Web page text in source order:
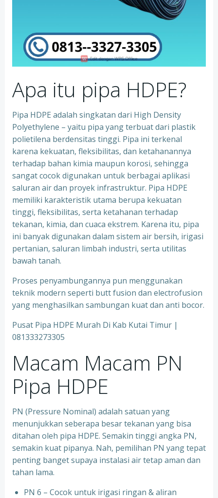
Apa itu pipa HDPE?
Pipa HDPE adalah singkatan dari High Density
Polyethylene – yaitu pipa yang terbuat dari plastik
polietilena berdensitas tinggi. Pipa ini terkenal
karena kekuatan, fleksibilitas, dan ketahanannya
terhadap bahan kimia maupun korosi, sehingga
sangat cocok digunakan untuk berbagai aplikasi
saluran air dan proyek infrastruktur. Pipa HDPE
memiliki karakteristik utama berupa kekuatan
tinggi, fleksibilitas, serta ketahanan terhadap
tekanan, kimia, dan cuaca ekstrem. Karena itu, pipa
ini banyak digunakan dalam sistem air bersih, irigasi
pertanian, saluran limbah industri, serta utilitas
bawah tanah.
Proses penyambungannya pun menggunakan
teknik modern seperti butt fusion dan electrofusion
yang menghasilkan sambungan kuat dan anti bocor.
Pusat Pipa HDPE Murah Di Kab Kutai Timur |
081333273305
Macam Macam PN
Pipa HDPE
PN (Pressure Nominal) adalah satuan yang
menunjukkan seberapa besar tekanan yang bisa
ditahan oleh pipa HDPE. Semakin tinggi angka PN,
semakin kuat pipanya. Nah, pemilihan PN yang tepat
penting banget supaya instalasi air tetap aman dan
tahan lama.
PN 6 – Cocok untuk irigasi ringan & aliran